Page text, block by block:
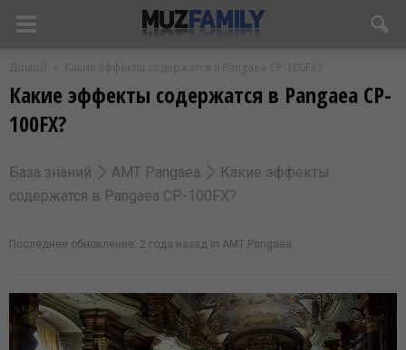
Домой Какие эффекты содержатся в Pangaea CP-100FX?
Какие эффекты содержатся в Pangaea CP-
100FX?
База знаний AMT Pangaea
Какие эффекты
содержатся в Pangaea CP-100FX?
Последнее обновление: 2 года назад in AMT Pangaea